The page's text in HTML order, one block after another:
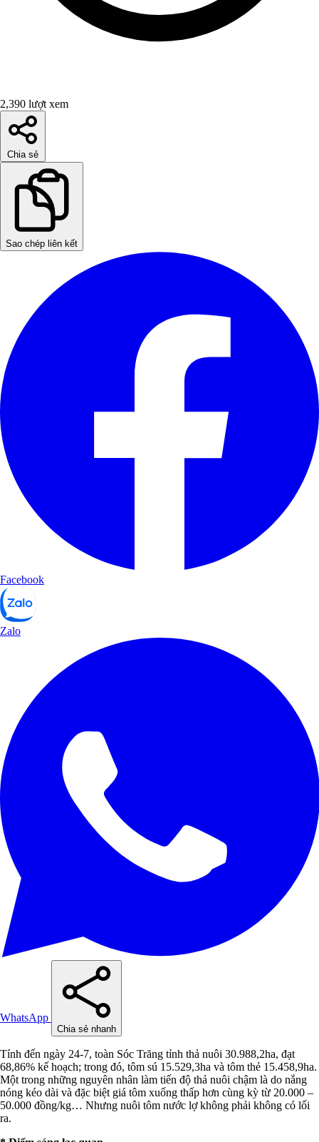
2,390 lượt xem
Chia sẻ
Sao chép liên kết
Facebook
Zalo
WhatsApp
Chia sẻ nhanh
Tính đến ngày 24-7, toàn Sóc Trăng tỉnh thả nuôi 30.988,2ha, đạt
68,86% kế hoạch; trong đó, tôm sú 15.529,3ha và tôm thẻ 15.458,9ha.
Một trong những nguyên nhân làm tiến độ thả nuôi chậm là do nắng
nóng kéo dài và đặc biệt giá tôm xuống thấp hơn cùng kỳ từ 20.000 –
50.000 đồng/kg… Nhưng nuôi tôm nước lợ không phải không có lối
ra.